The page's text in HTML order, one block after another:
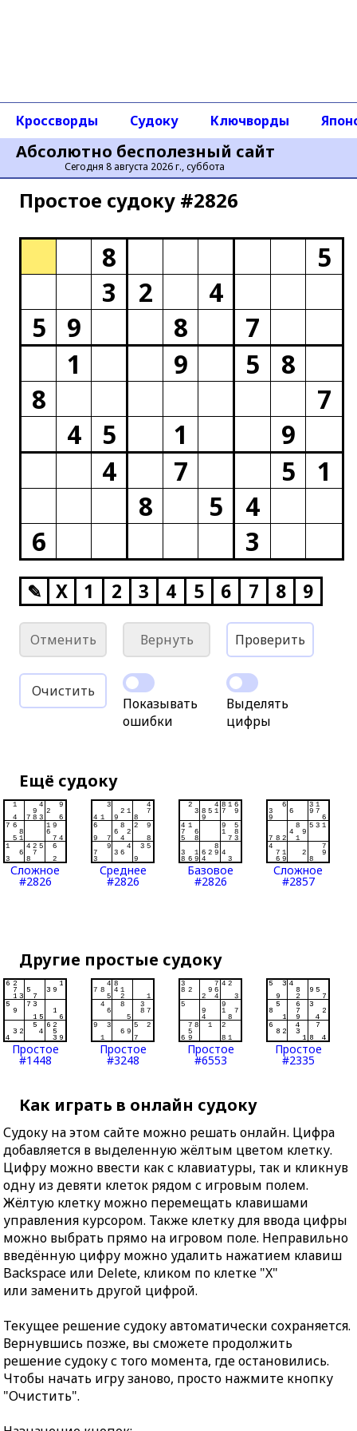
Абсолютно бесполезный сайт
Сегодня 8 августа 2026 г., суббота
Кроссворды Судоку Ключворды
Простое cудоку #2826
8
5
3
2
4
5
9 8
7
1
9 5
8
8
7
4
5 1
9
4
7 5
1
8
5
4
6
3
✎ X 1 2 3 4 5 6 7 8 9
Отменить Вернуть Проверить
Очистить
Показывать
ошибки
Выделять
цифры
Ещё судоку
Сложное
#2826
Среднее
#2826
Базовое
#2826
Сложное
#2857
Другие простые судоку
Простое
#1448
Простое
#3248
Простое
#6553
Простое
#2335
Как играть в онлайн судоку
Судоку на этом сайте можно решать онлайн. Цифра
добавляется в выделенную жёлтым цветом клетку.
Цифру можно ввести как с клавиатуры, так и кликнув
одну из девяти клеток рядом с игровым полем.
Жёлтую клетку можно перемещать клавишами
управления курсором. Также клетку для ввода цифры
можно выбрать прямо на игровом поле. Неправильно
введённую цифру можно удалить нажатием клавиш
Backspace или Delete, кликом по клетке "X"
или заменить другой цифрой.
Текущее решение судоку автоматически сохраняется.
Вернувшись позже, вы сможете продолжить
решение судоку с того момента, где остановились.
Чтобы начать игру заново, просто нажмите кнопку
"Очистить".